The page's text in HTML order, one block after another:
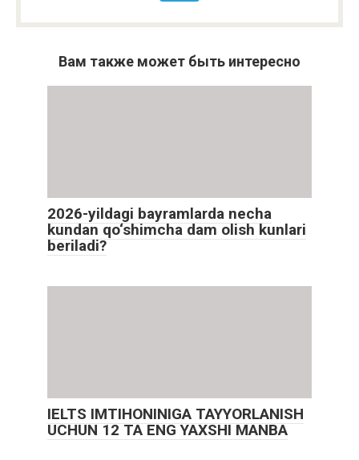
Вам также может быть интересно
2026-yildagi bayramlarda necha
kundan qo‘shimcha dam olish kunlari
beriladi?
IELTS IMTIHONINIGA TAYYORLANISH
UCHUN 12 TA ENG YAXSHI MANBA